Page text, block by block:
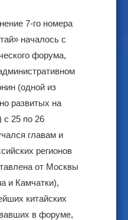
7-го номера
началось с
форума,
(одной из
развитых на
с 25 по 26
главам и
регионов
от Москвы
и Камчатки),
китайских
в форуме,